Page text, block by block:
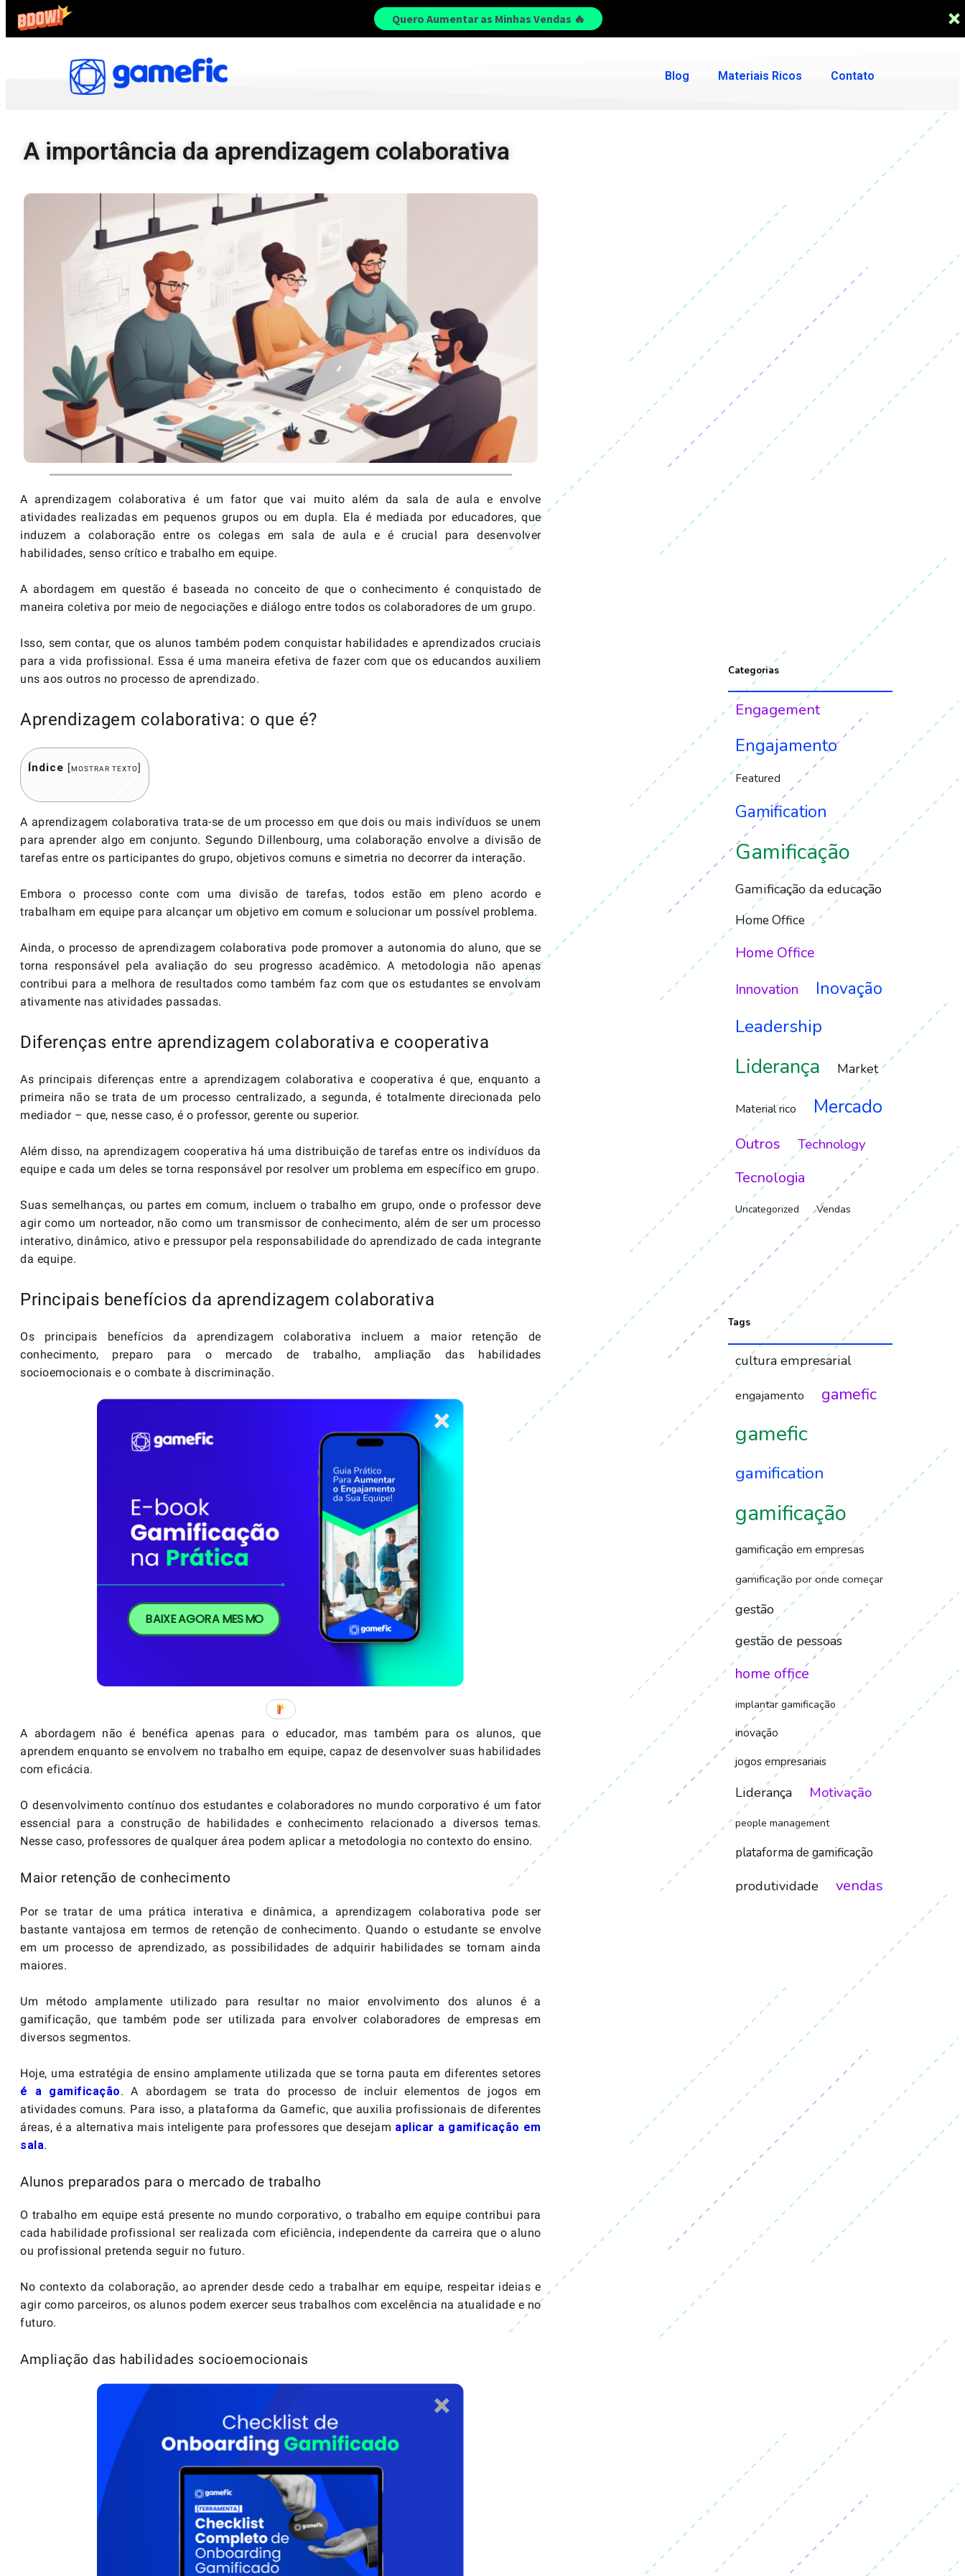
Quero Aumentar as Minhas Vendas 🔥
Blog Materiais Ricos Contato
A importância da aprendizagem colaborativa
A aprendizagem colaborativa é um fator que vai muito além da sala de aula e envolve
atividades realizadas em pequenos grupos ou em dupla. Ela é mediada por educadores, que
induzem a colaboração entre os colegas em sala de aula e é crucial para desenvolver
habilidades, senso crítico e trabalho em equipe.
A abordagem em questão é baseada no conceito de que o conhecimento é conquistado de
maneira coletiva por meio de negociações e diálogo entre todos os colaboradores de um grupo.
Isso, sem contar, que os alunos também podem conquistar habilidades e aprendizados cruciais
para a vida profissional. Essa é uma maneira efetiva de fazer com que os educandos auxiliem
uns aos outros no processo de aprendizado.
Aprendizagem colaborativa: o que é?
Índice [MOSTRAR TEXTO]
A aprendizagem colaborativa trata-se de um processo em que dois ou mais indivíduos se unem
para aprender algo em conjunto. Segundo Dillenbourg, uma colaboração envolve a divisão de
tarefas entre os participantes do grupo, objetivos comuns e simetria no decorrer da interação.
Embora o processo conte com uma divisão de tarefas, todos estão em pleno acordo e
trabalham em equipe para alcançar um objetivo em comum e solucionar um possível problema.
Ainda, o processo de aprendizagem colaborativa pode promover a autonomia do aluno, que se
torna responsável pela avaliação do seu progresso acadêmico. A metodologia não apenas
contribui para a melhora de resultados como também faz com que os estudantes se envolvam
ativamente nas atividades passadas.
Diferenças entre aprendizagem colaborativa e cooperativa
As principais diferenças entre a aprendizagem colaborativa e cooperativa é que, enquanto a
primeira não se trata de um processo centralizado, a segunda, é totalmente direcionada pelo
mediador – que, nesse caso, é o professor, gerente ou superior.
Além disso, na aprendizagem cooperativa há uma distribuição de tarefas entre os indivíduos da
equipe e cada um deles se torna responsável por resolver um problema em específico em grupo.
Suas semelhanças, ou partes em comum, incluem o trabalho em grupo, onde o professor deve
agir como um norteador, não como um transmissor de conhecimento, além de ser um processo
interativo, dinâmico, ativo e pressupor pela responsabilidade do aprendizado de cada integrante
da equipe.
Principais benefícios da aprendizagem colaborativa
Os principais benefícios da aprendizagem colaborativa incluem a maior retenção de
conhecimento, preparo para o mercado de trabalho, ampliação das habilidades
socioemocionais e o combate à discriminação.
BAIXE AGORA MESMO
A abordagem não é benéfica apenas para o educador, mas também para os alunos, que
aprendem enquanto se envolvem no trabalho em equipe, capaz de desenvolver suas habilidades
com eficácia.
O desenvolvimento contínuo dos estudantes e colaboradores no mundo corporativo é um fator
essencial para a construção de habilidades e conhecimento relacionado a diversos temas.
Nesse caso, professores de qualquer área podem aplicar a metodologia no contexto do ensino.
Maior retenção de conhecimento
Por se tratar de uma prática interativa e dinâmica, a aprendizagem colaborativa pode ser
bastante vantajosa em termos de retenção de conhecimento. Quando o estudante se envolve
em um processo de aprendizado, as possibilidades de adquirir habilidades se tornam ainda
maiores.
Um método amplamente utilizado para resultar no maior envolvimento dos alunos é a
gamificação, que também pode ser utilizada para envolver colaboradores de empresas em
diversos segmentos.
Hoje, uma estratégia de ensino amplamente utilizada que se torna pauta em diferentes setores
é a gamificação. A abordagem se trata do processo de incluir elementos de jogos em
atividades comuns. Para isso, a plataforma da Gamefic, que auxilia profissionais de diferentes
áreas, é a alternativa mais inteligente para professores que desejam aplicar a gamificação em
sala.
Alunos preparados para o mercado de trabalho
O trabalho em equipe está presente no mundo corporativo, o trabalho em equipe contribui para
cada habilidade profissional ser realizada com eficiência, independente da carreira que o aluno
ou profissional pretenda seguir no futuro.
No contexto da colaboração, ao aprender desde cedo a trabalhar em equipe, respeitar ideias e
agir como parceiros, os alunos podem exercer seus trabalhos com excelência na atualidade e no
futuro.
Ampliação das habilidades socioemocionais
Categorias
Engagement
Engajamento
Featured
Gamification
Gamificação
Gamificação da educação
Home Office
Home Office
Innovation
Inovação
Leadership
Liderança Market
Material rico Mercado
Outros Technology
Tecnologia
Uncategorized Vendas
Tags
cultura empresarial
engajamento gamefic
gamefic
gamification
gamificação
gamificação em empresas
gamificação por onde começar
gestão
gestão de pessoas
home office
implantar gamificação
inovação
jogos empresariais
Liderança Motivação
people management
plataforma de gamificação
produtividade vendas